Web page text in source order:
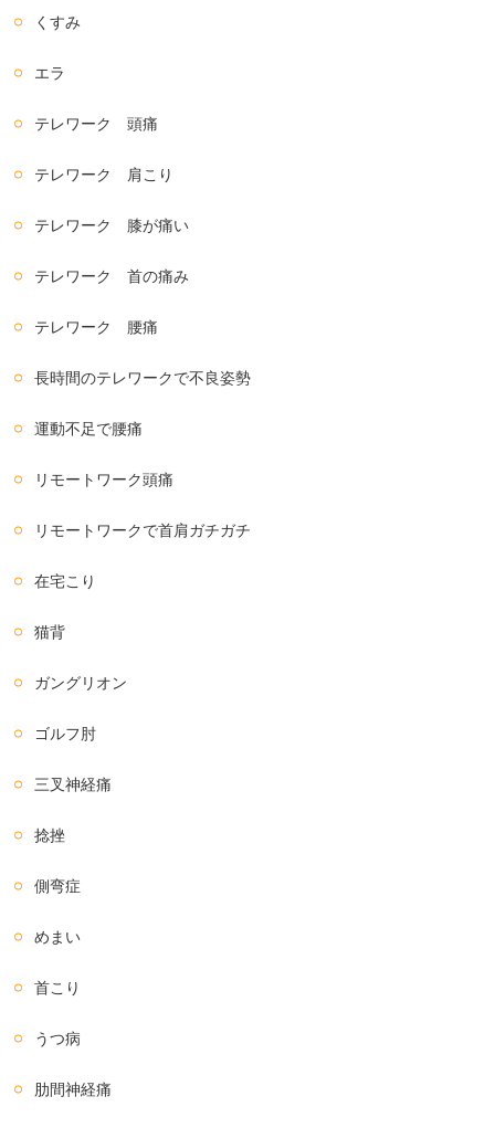
くすみ
エラ
テレワーク 頭痛
テレワーク 肩こり
テレワーク 膝が痛い
テレワーク 首の痛み
テレワーク 腰痛
長時間のテレワークで不良姿勢
運動不足で腰痛
リモートワーク頭痛
リモートワークで首肩ガチガチ
在宅こり
猫背
ガングリオン
ゴルフ肘
三叉神経痛
捻挫
側弯症
めまい
首こり
うつ病
肋間神経痛